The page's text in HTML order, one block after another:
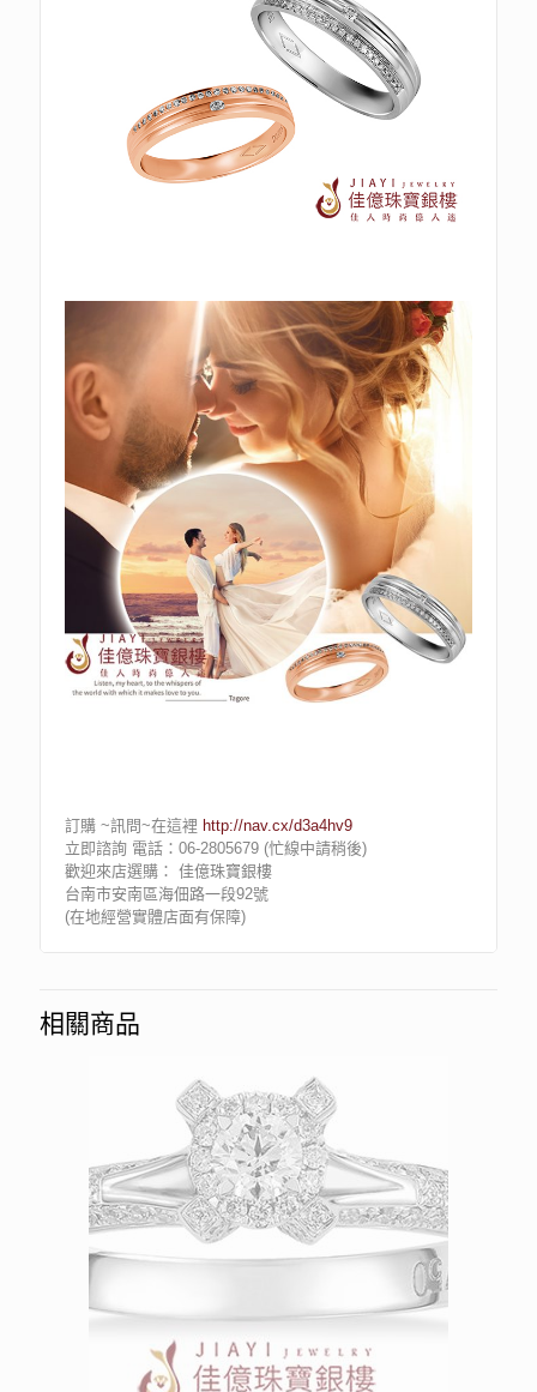
訂購 ~訊問~在這裡 http://nav.cx/d3a4hv9
立即諮詢 電話：06-2805679 (忙線中請稍後)
歡迎來店選購： 佳億珠寶銀樓
台南市安南區海佃路一段92號
(在地經營實體店面有保障)
相關商品